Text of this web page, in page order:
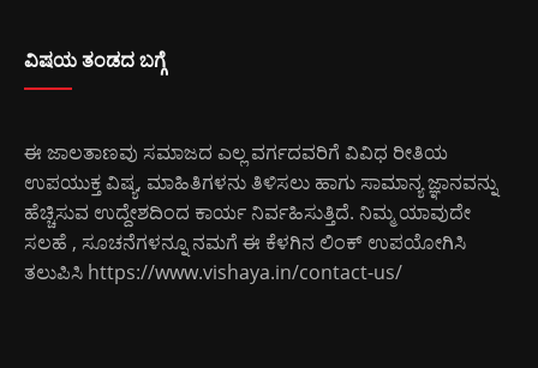
ವಿಷಯ ತಂಡದ ಬಗ್ಗೆ
ಈ ಜಾಲತಾಣವು ಸಮಾಜದ ಎಲ್ಲ ವರ್ಗದವರಿಗೆ ವಿವಿಧ ರೀತಿಯ
ಉಪಯುಕ್ತ ವಿಷ್ಯ, ಮಾಹಿತಿಗಳನು ತಿಳಿಸಲು ಹಾಗು ಸಾಮಾನ್ಯ ಜ್ಞಾನವನ್ನು
ಹೆಚ್ಚಿಸುವ ಉದ್ದೇಶದಿಂದ ಕಾರ್ಯ ನಿರ್ವಹಿಸುತ್ತಿದೆ. ನಿಮ್ಮ ಯಾವುದೇ
ಸಲಹೆ , ಸೂಚನೆಗಳನ್ನೂ ನಮಗೆ ಈ ಕೆಳಗಿನ ಲಿಂಕ್ ಉಪಯೋಗಿಸಿ
ತಲುಪಿಸಿ https://www.vishaya.in/contact-us/